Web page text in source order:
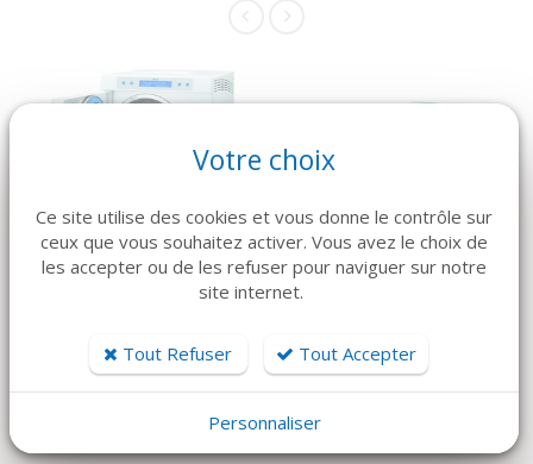
DÉTAILS
MELAG
VACUKLAV 24B+
DÉTAILS
B-BRAUN
NOVOSYN - QUICK 3-
Votre choix
Ce site utilise des cookies et vous donne le contrôle sur
ceux que vous souhaitez activer. Vous avez le choix de
les accepter ou de les refuser pour naviguer sur notre
site internet.
Tout Refuser Tout Accepter
Personnaliser